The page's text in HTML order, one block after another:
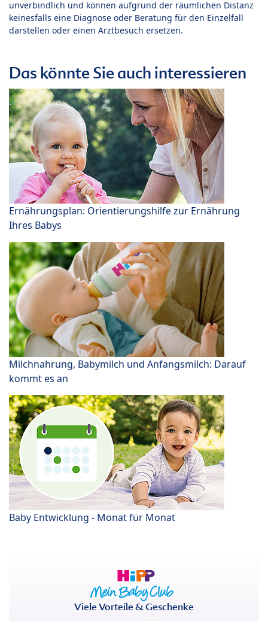
unverbindlich und können aufgrund der räumlichen Distanz
keinesfalls eine Diagnose oder Beratung für den Einzelfall
darstellen oder einen Arztbesuch ersetzen.
Das könnte Sie auch interessieren
Ernährungsplan: Orientierungshilfe zur Ernährung
Ihres Babys
Milchnahrung, Babymilch und Anfangsmilch: Darauf
kommt es an
Baby Entwicklung - Monat für Monat
Viele Vorteile & Geschenke